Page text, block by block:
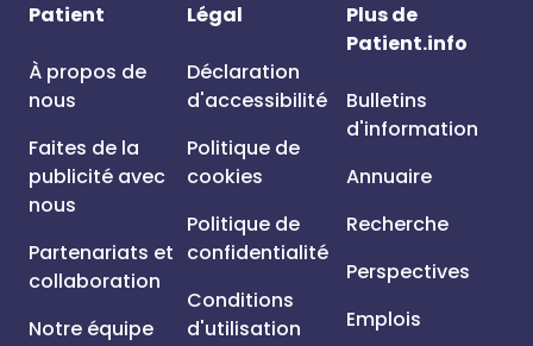
Patient
À propos de
nous
Faites de la
publicité avec
nous
Partenariats et
collaboration
Notre équipe
Légal
Déclaration
d'accessibilité
Politique de
cookies
Politique de
confidentialité
Conditions
d'utilisation
Plus de
Patient.info
Bulletins
d'information
Annuaire
Recherche
Perspectives
Emplois